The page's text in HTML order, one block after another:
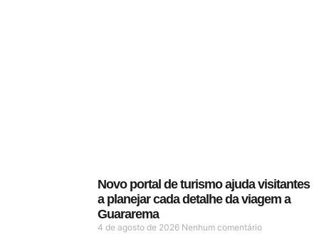
Novo portal de turismo ajuda visitantes
a planejar cada detalhe da viagem a
Guararema
4 de agosto de 2026 Nenhum comentário